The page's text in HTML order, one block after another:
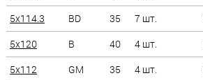
5x114.3
BD 35 7 шт.
5x120
B 40 4 шт.
5x112
GM 35 4 шт.